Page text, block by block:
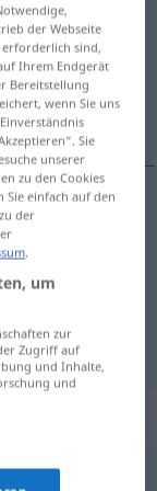
der Webseite
erforderlich sind,
Ihrem Endgerät
Bereitstellung
wenn Sie uns
Sie
unserer
zu den Cookies
Sie einfach auf den
der
.
um
zur
Zugriff auf
und Inhalte,
und